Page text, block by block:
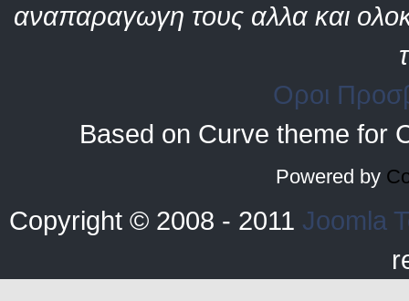
αναπαραγωγη τους αλλα και
Οροι
Based on Curve theme for
Powered by
Copyright © 2008 - 2011 Joomla